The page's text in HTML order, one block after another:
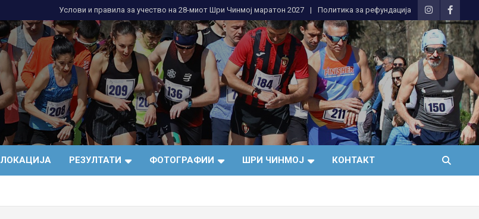
Услови и правила за учество нa 28-миот Шри Чинмој маратон 2027 Политика за рефундација
ЛОКАЦИЈА РЕЗУЛТАТИ ФОТОГРАФИИ ШРИ ЧИНМОЈ КОНТАКТ